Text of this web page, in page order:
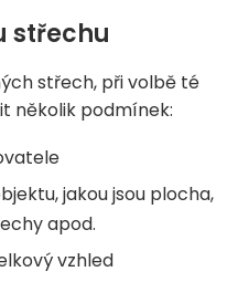
střechu
střech, při volbě té
několik podmínek:
jakou jsou plocha,
apod.
vzhled